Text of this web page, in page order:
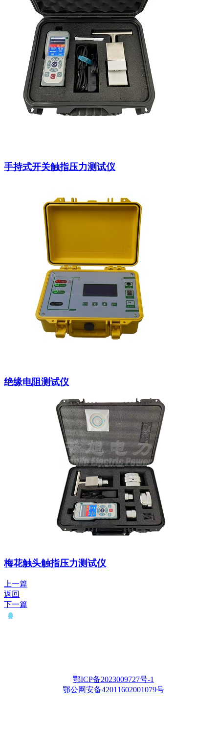
手持式开关触指压力测试仪
绝缘电阻测试仪
梅花触头触指压力测试仪
上一篇
返回
下一篇
鄂ICP备2023009727号-1
鄂公网安备42011602001079号